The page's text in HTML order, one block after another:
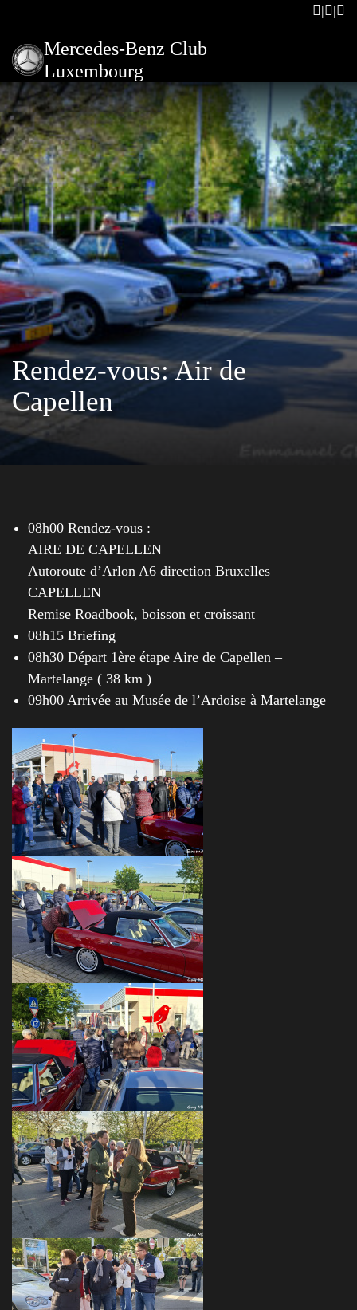
Mercedes-Benz Club
Luxembourg
Rendez-vous: Air de
Capellen
08h00 Rendez-vous :
AIRE DE CAPELLEN
Autoroute d’Arlon A6 direction Bruxelles
CAPELLEN
Remise Roadbook, boisson et croissant
08h15 Briefing
08h30 Départ 1ère étape Aire de Capellen –
Martelange ( 38 km )
09h00 Arrivée au Musée de l’Ardoise à Martelange